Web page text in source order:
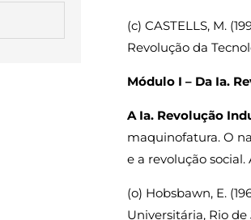
(c) CASTELLS, M.
Revolução da
Módulo I – Da Ia.
A Ia. Revolução
maquinofatura. O
e a revolução
(o) Hobsbawn, E.
Universitária, Rio de